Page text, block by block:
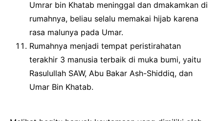
Umrar bin Khatab meninggal dan dmakamkan di
rumahnya, beliau selalu memakai hijab karena
rasa malunya pada Umar.
Rumahnya menjadi tempat peristirahatan
terakhir 3 manusia terbaik di muka bumi, yaitu
Rasulullah SAW, Abu Bakar Ash-Shiddiq, dan
Umar Bin Khatab.